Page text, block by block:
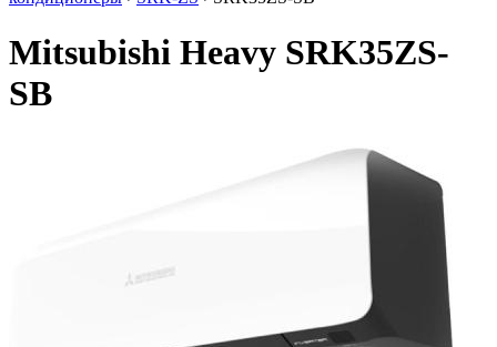
Mitsubishi Heavy SRK35ZS-
SB